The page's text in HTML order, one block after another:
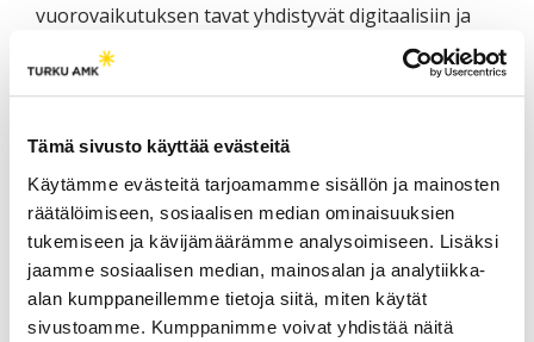
Tämä sivusto käyttää evästeitä
Käytämme evästeitä tarjoamamme sisällön ja mainosten
räätälöimiseen, sosiaalisen median ominaisuuksien
tukemiseen ja kävijämäärämme analysoimiseen. Lisäksi
jaamme sosiaalisen median, mainosalan ja analytiikka-
alan kumppaneillemme tietoja siitä, miten käytät
sivustoamme. Kumppanimme voivat yhdistää näitä
vuorovaikutuksen tavat yhdistyvät digitaalisiin ja
visuaalisiin esittämisen tapoihin.
Tulevaisuuden teknologioiden radikaalit ratkaisut
kuten ihmisten tunnistusmenetelmät, halvat 3D-
kudosprintterit ja ympäristön mallinnus sekä
painettavat sensorit vaikuttavat hyvinvointiimme
(Tulevaisuusvaliokunta 2013; Linturi 2015; Hyyppä